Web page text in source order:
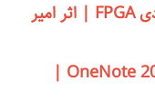
خلاصه کامل کتاب آموزش کاربردی FPGA | اثر امیر
آموزش مقدماتی Outlook و OneNote 2013 |